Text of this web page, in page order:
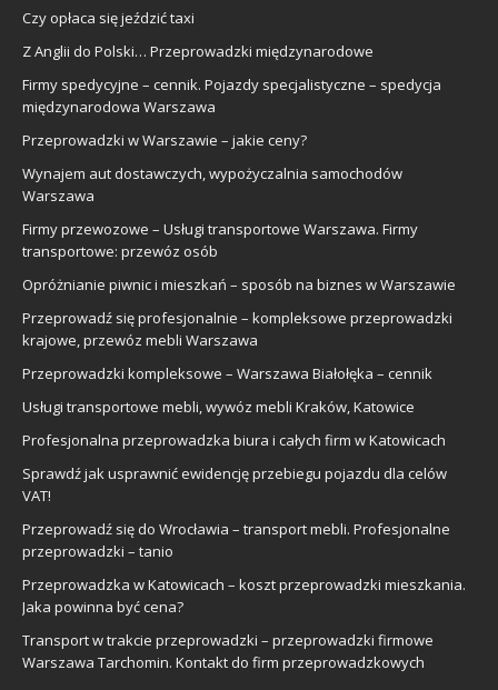
Czy opłaca się jeździć taxi
Z Anglii do Polski… Przeprowadzki międzynarodowe
Firmy spedycyjne – cennik. Pojazdy specjalistyczne – spedycja
międzynarodowa Warszawa
Przeprowadzki w Warszawie – jakie ceny?
Wynajem aut dostawczych, wypożyczalnia samochodów
Warszawa
Firmy przewozowe – Usługi transportowe Warszawa. Firmy
transportowe: przewóz osób
Opróżnianie piwnic i mieszkań – sposób na biznes w Warszawie
Przeprowadź się profesjonalnie – kompleksowe przeprowadzki
krajowe, przewóz mebli Warszawa
Przeprowadzki kompleksowe – Warszawa Białołęka – cennik
Usługi transportowe mebli, wywóz mebli Kraków, Katowice
Profesjonalna przeprowadzka biura i całych firm w Katowicach
Sprawdź jak usprawnić ewidencję przebiegu pojazdu dla celów
VAT!
Przeprowadź się do Wrocławia – transport mebli. Profesjonalne
przeprowadzki – tanio
Przeprowadzka w Katowicach – koszt przeprowadzki mieszkania.
Jaka powinna być cena?
Transport w trakcie przeprowadzki – przeprowadzki firmowe
Warszawa Tarchomin. Kontakt do firm przeprowadzkowych